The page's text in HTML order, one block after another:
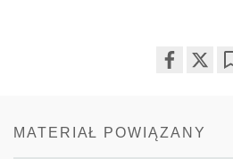
MATERIAŁ POWIĄZANY